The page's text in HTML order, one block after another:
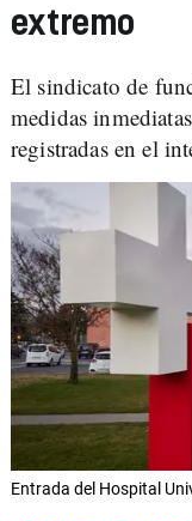
extremo
El sindicato de
medidas
registradas en el
Entrada del Hospital